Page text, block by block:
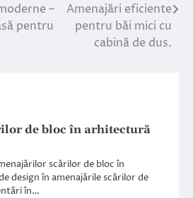
–
pentru
Amenajări eficiente
pentru băi mici cu
cabină de dus.
de bloc în arhitectură
scărilor de bloc în
design în amenajările scărilor de
în…